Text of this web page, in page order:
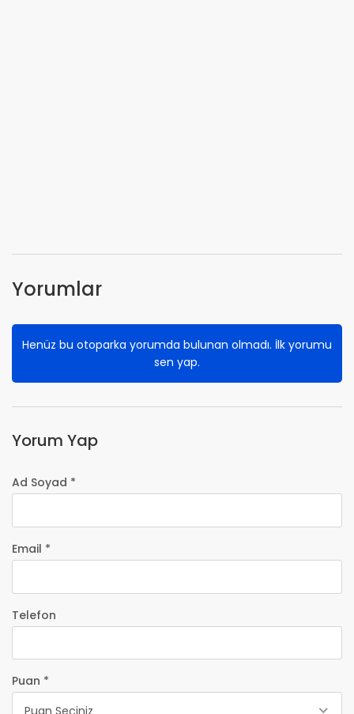
Yorumlar
Henüz bu otoparka yorumda bulunan olmadı. İlk yorumu
sen yap.
Yorum Yap
Ad Soyad *
Email *
Telefon
Puan *